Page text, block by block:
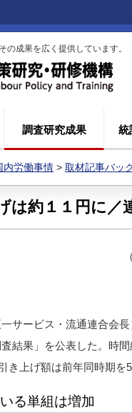
の成果を広く提供しています。
調査研究成果 統
内労働事情 > 取材記事バッ
は約１１円に／
サービス・流通連合会
結果」を公表した。時
き上げ額は前年同時期を
る単組は増加